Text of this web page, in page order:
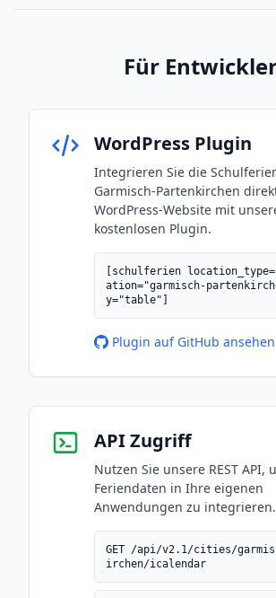
Für
WordPress Plugin
Integrieren Sie die
Garmisch-Partenkirchen
WordPress-Website mit
kostenlosen Plugin.
[schulferien
ation="garmisch-
y="table"]
Plugin auf GitHub ansehen
API Zugriff
Nutzen Sie unsere REST API,
Feriendaten in Ihre eigenen
Anwendungen zu integrieren.
GET /api/v2.1/cities/
irchen/icalendar